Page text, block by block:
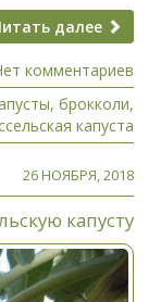
далее
комментариев
, брокколи,
капуста
26 НОЯБРЯ, 2018
капусту